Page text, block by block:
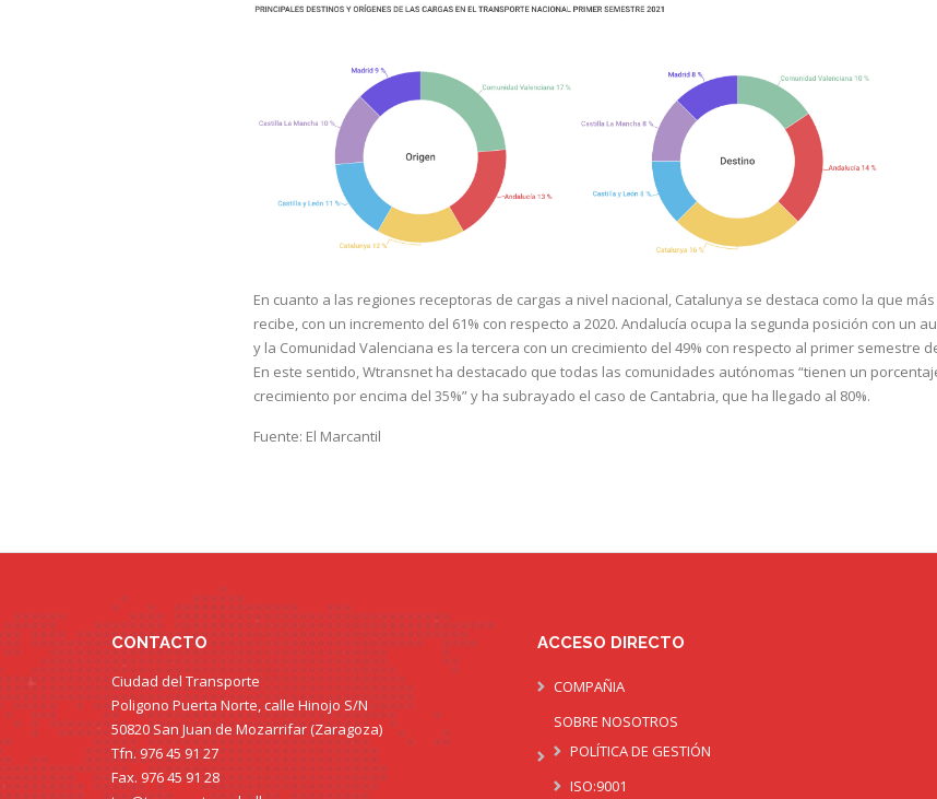
En cuanto a las regiones receptoras de cargas a nivel nacional, Catalunya se destaca como la que
recibe, con un incremento del 61% con respecto a 2020. Andalucía ocupa la segunda posición con un
y la Comunidad Valenciana es la tercera con un crecimiento del 49% con respecto al primer semestre
En este sentido, Wtransnet ha destacado que todas las comunidades autónomas “tienen un
crecimiento por encima del 35%” y ha subrayado el caso de Cantabria, que ha llegado al 80%.
Fuente: El Marcantil
CONTACTO
Ciudad del Transporte
Poligono Puerta Norte, calle Hinojo S/N
50820 San Juan de Mozarrifar (Zaragoza)
Tfn. 976 45 91 27
Fax. 976 45 91 28
ACCESO DIRECTO
COMPAÑIA
SOBRE NOSOTROS
POLÍTICA DE GESTIÓN
ISO:9001